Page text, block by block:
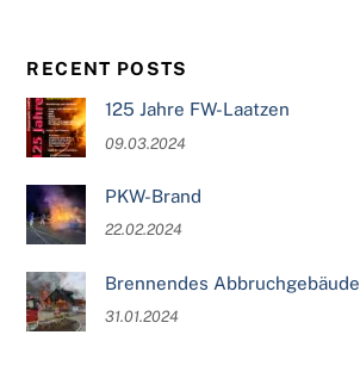
RECENT POSTS
125 Jahre FW-Laatzen
09.03.2024
PKW-Brand
22.02.2024
Brennendes Abbruchgebäude
31.01.2024